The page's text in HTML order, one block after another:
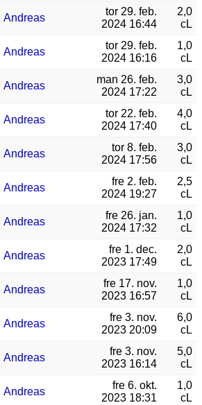
Andreas
tor 29. feb.
2024 16:44
2,0
cL
Andreas
tor 29. feb.
2024 16:16
1,0
cL
Andreas
man 26. feb.
2024 17:22
3,0
cL
Andreas
tor 22. feb.
2024 17:40
4,0
cL
Andreas
tor 8. feb.
2024 17:56
3,0
cL
Andreas
fre 2. feb.
2024 19:27
2,5
cL
Andreas
fre 26. jan.
2024 17:32
1,0
cL
Andreas
fre 1. dec.
2023 17:49
2,0
cL
Andreas
fre 17. nov.
2023 16:57
1,0
cL
Andreas
fre 3. nov.
2023 20:09
6,0
cL
Andreas
fre 3. nov.
2023 16:14
5,0
cL
Andreas
fre 6. okt.
2023 18:31
1,0
cL